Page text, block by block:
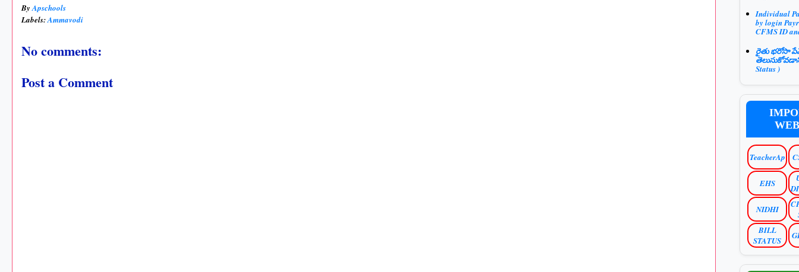
ByApschools
Labels:Ammavodi
No comments:
Post a Comment
Individual
by login
CFMS ID
రైతు భరోసా
Status )
TeacherAp
EHS
NIDHI
BILL
STATUS